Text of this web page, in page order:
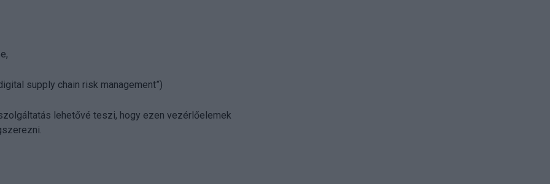
supply chain risk management”)
lehetővé teszi, hogy ezen vezérlőelemek